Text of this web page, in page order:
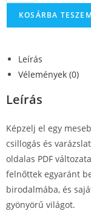
KOSÁRBA TESZEM
Leírás
Vélemények (0)
Leírás
Képzelj el egy
csillogás és
oldalas PDF
felnőttek egyaránt
birodalmába, és
gyönyörű világot.